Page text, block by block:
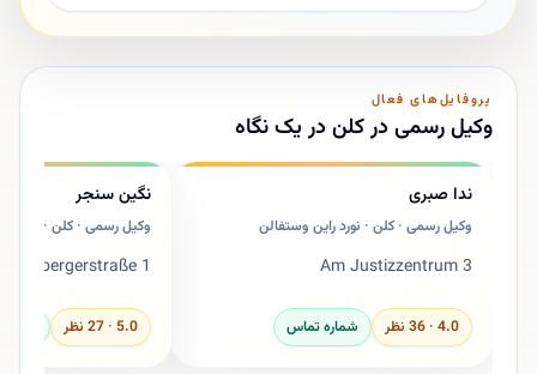
پروفایل‌های فعال
وکیل رسمی در کلن در یک نگاه
ندا صبری
وکیل رسمی · کلن · نورد راین وستفالن
Am Justizzentrum 3
4.0 · 36 نظر شماره تماس
نگین سنجر
وکیل رسمی · کلن · نورد
Steinbergerstraße 1
5.0 · 27 نظر